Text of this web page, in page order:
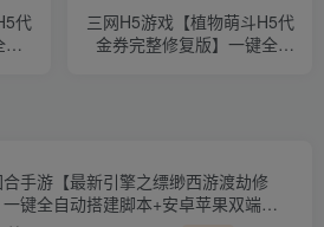
代
三网H5游戏【植物萌斗H5代
金券完整修复版】一键全自
手游【最新引擎之缥缈西游渡劫修
键全自动搭建脚本+安卓苹果双端